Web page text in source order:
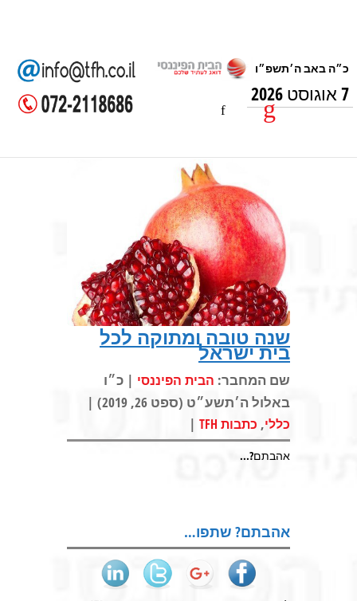
7 אוגוסט 2026
שנה טובה ומתוקה לכל
בית ישראל
שם המחבר: הבית הפיננסי | כ״ו
באלול ה׳תשע״ט (ספט 26, 2019) |
כללי, כתבות TFH |
אהבתם?...
אהבתם? שתפו…